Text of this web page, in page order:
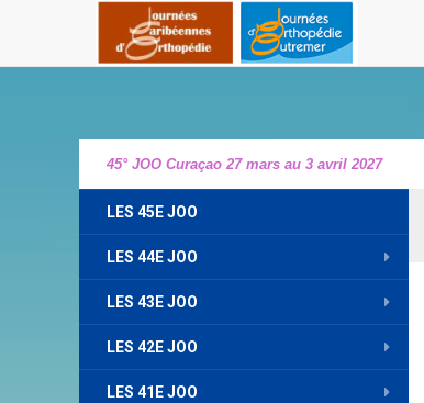
45° JOO Curaçao 27 mars au 3 avril 2027
LES 45E JOO
LES 44E JOO
LES 43E JOO
LES 42E JOO
LES 41E JOO